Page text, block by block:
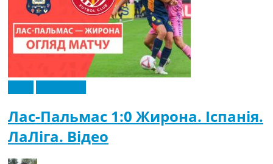
Лас-Пальмас 1:0 Жирона. Іспанія.
ЛаЛіга. Відео